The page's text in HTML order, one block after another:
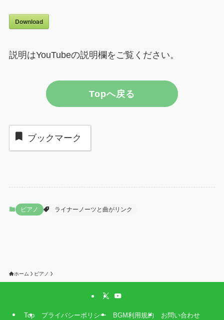
Download
説明はYouTubeの説明欄をご覧ください。
Topへ戻る
ブックマーク
ピアノ ライナーノーツと曲がリンク
ホーム ピアノ
Top プライバシーポリシー BGM利用規約 お問い合わせ